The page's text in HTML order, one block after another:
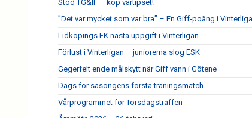
Stöd TG&IF – köp vårtipset!
”Det var mycket som var bra” – En Giff-poäng i
Lidköpings FK nästa uppgift i Vinterligan
Förlust i Vinterligan – juniorerna slog ESK
Gegerfelt ende målskytt när Giff vann i Götene
Dags för säsongens första träningsmatch
Vårprogrammet för Torsdagsträffen